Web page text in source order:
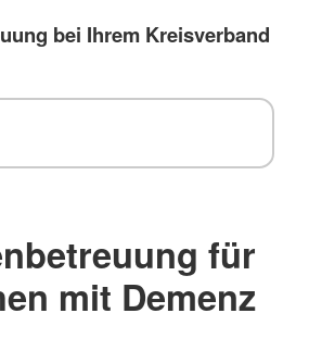
bei Ihrem Kreisverband
für
mit Demenz